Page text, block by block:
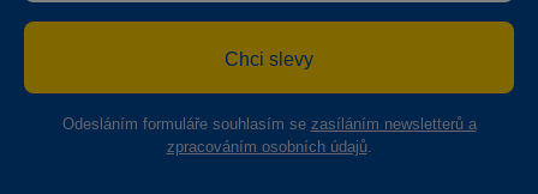
Chci slevy
Odesláním formuláře souhlasím se zasíláním newsletterů a
zpracováním osobních údajů.